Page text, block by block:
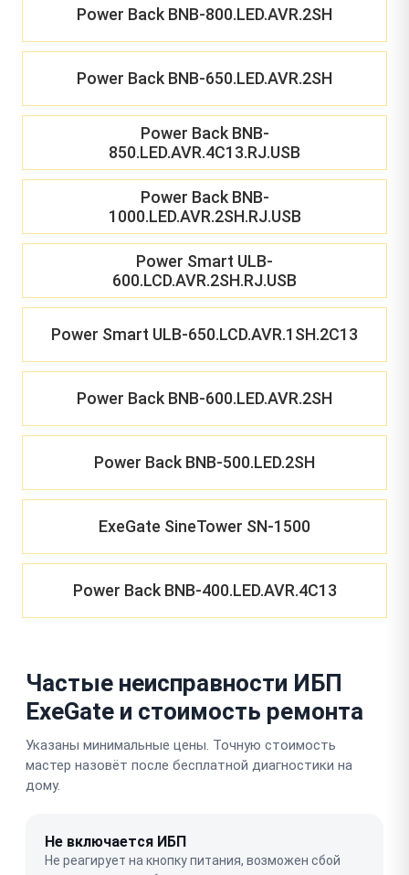
Power Back BNB-800.LED.AVR.2SH
Power Back BNB-650.LED.AVR.2SH
Power Back BNB-
850.LED.AVR.4C13.RJ.USB
Power Back BNB-
1000.LED.AVR.2SH.RJ.USB
Power Smart ULB-
600.LCD.AVR.2SH.RJ.USB
Power Smart ULB-650.LCD.AVR.1SH.2C13
Power Back BNB-600.LED.AVR.2SH
Power Back BNB-500.LED.2SH
ExeGate SineTower SN-1500
Power Back BNB-400.LED.AVR.4C13
Частые неисправности ИБП
ExeGate и стоимость ремонта
Указаны минимальные цены. Точную стоимость
мастер назовёт после бесплатной диагностики на
дому.
Не включается ИБП
Не реагирует на кнопку питания, возможен сбой